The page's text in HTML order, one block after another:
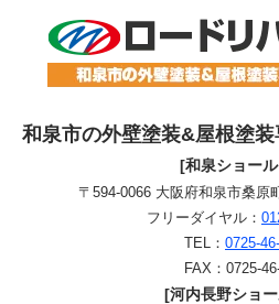
和泉市の外壁塗装&屋根塗
[和泉ショー
〒594-0066 大阪府和泉市桑原
フリーダイヤル：
TEL： 0725-
FAX：0725-
[河内長野ショ